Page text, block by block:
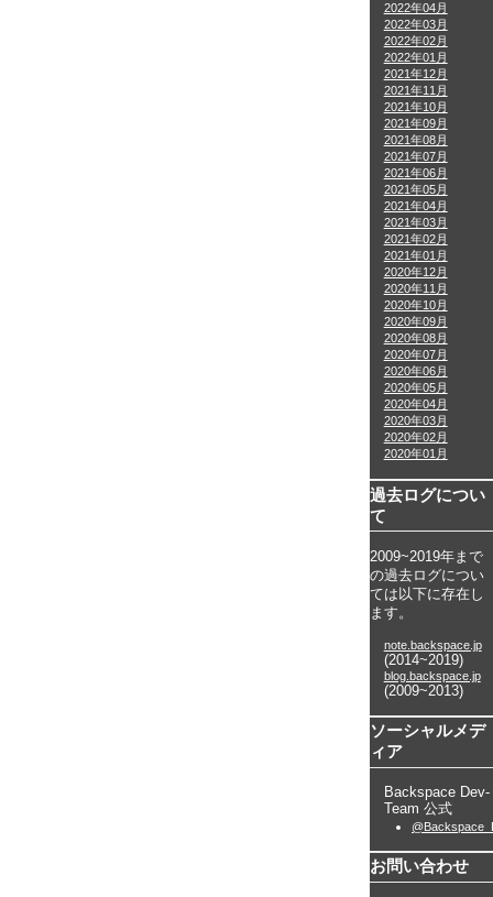
2022年04月
2022年03月
2022年02月
2022年01月
2021年12月
2021年11月
2021年10月
2021年09月
2021年08月
2021年07月
2021年06月
2021年05月
2021年04月
2021年03月
2021年02月
2021年01月
2020年12月
2020年11月
2020年10月
2020年09月
2020年08月
2020年07月
2020年06月
2020年05月
2020年04月
2020年03月
2020年02月
2020年01月
過去ログについ
て
2009~2019年まで
の過去ログについ
ては以下に存在し
ます。
note.backspace.jp
(2014~2019)
blog.backspace.jp
(2009~2013)
ソーシャルメデ
ィア
Backspace Dev-
Team 公式
お問い合わせ